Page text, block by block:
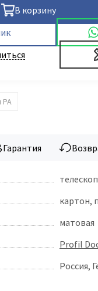
В корзину
Гарантия
картон,
матовая
Profil
Россия,